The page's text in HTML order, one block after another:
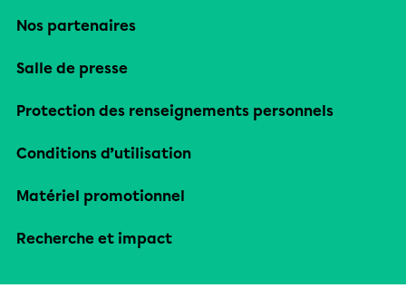
Nos partenaires
Salle de presse
Protection des renseignements personnels
Conditions d’utilisation
Matériel promotionnel
Recherche et impact